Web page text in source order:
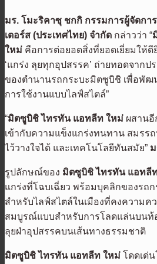
มร. โมะริคาซุ ชกกิ กรรมการผู้จัดก
เตอร์ส (ประเทศไทย) จำกัด กล่าวว่า “
ใหม่ คือการต่อยอดสิ่งที่ยอดเยี่ยมให้
‘แกร่ง ลุยทุกอุปสรรค’ ถ่ายทอดจาก
ของตำนานรถกระบะมิตซูบิชิ เพื่อพัฒ
การใช้งานแบบไลฟ์สไตล์”
“มิตซูบิชิ ไทรทัน แอทลีท ใหม่ ผสาน
เข้ากับความแข็งแกร่งทนทาน สมรร
ไว้วางใจได้ และเทคโนโลยีทันสมัย”
รูปลักษณ์ของ มิตซูบิชิ ไทรทัน แอทลี
แกร่งที่โฉบเฉี่ยว พร้อมบุคลิกของรถก
สำหรับไลฟ์สไตล์ในเมืองที่คงความค
สมบูรณ์แบบสำหรับการโลดแล่นบนท้
ลุยฝ่าอุปสรรคบนเส้นทางธรรมชาติ
มิตซูบิชิ ไทรทัน แอทลีท ใหม่ โดดเด่